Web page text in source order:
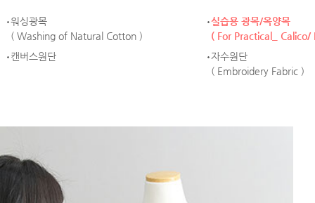
워싱광목
( Washing of Natural Cotton )
실습용 광목/옥양목
( For Practical_
캔버스원단
자수원단
( Embroidery Fabric )